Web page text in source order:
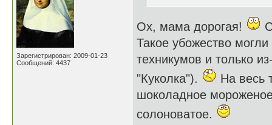
Зарегистрирован: 2009-01-23
Сообщений: 4437
Ох, мама дорогая!
Такое убожество
техникумов и только
"Куколка").
На весь
шоколадное
солоноватое.